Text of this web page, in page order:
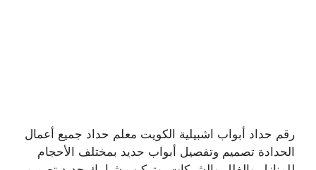
رقم حداد أبواب اشبيلية الكويت معلم حداد جميع أعمال
الحدادة تصميم وتفصيل أبواب حديد بمختلف الأحجام